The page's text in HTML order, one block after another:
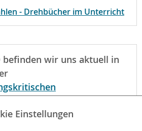
- Drehbücher im Unterricht
befinden wir uns aktuell in
Kinder- und
Einstellungen